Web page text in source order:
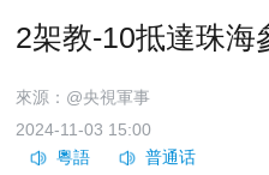
2架教-10抵達珠海
來源：@央視軍事
2024-11-03 15:00